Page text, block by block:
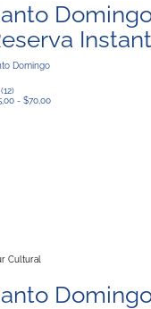
Domingo
(12)
- $70,00
Cultural